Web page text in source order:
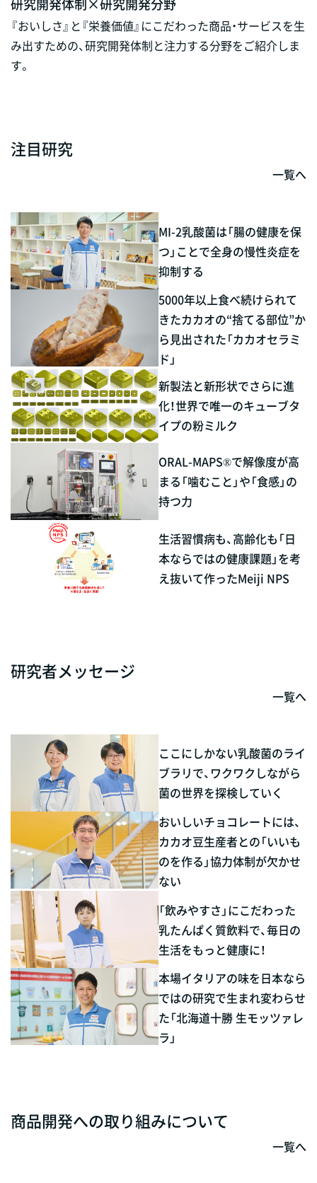
研究開発体制×研究開発分野
『おいしさ』と『栄養価値』にこだわった商品・サービスを生
み出すための、研究開発体制と注力する分野をご紹介しま
す。
注目研究
一覧へ
MI-2乳酸菌は「腸の健康を保
つ」ことで全身の慢性炎症を
抑制する
5000年以上食べ続けられて
きたカカオの“捨てる部位”か
ら見出された「カカオセラミ
ド」
新製法と新形状でさらに進
化！世界で唯一のキューブタ
イプの粉ミルク
ORAL-MAPS®で解像度が高
まる「噛むこと」や「食感」の
持つ力
生活習慣病も、高齢化も「日
本ならではの健康課題」を考
え抜いて作ったMeiji NPS
研究者メッセージ
一覧へ
ここにしかない乳酸菌のライ
ブラリで、ワクワクしながら
菌の世界を探検していく
おいしいチョコレートには、
カカオ豆生産者との「いいも
のを作る」協力体制が欠かせ
ない
「飲みやすさ」にこだわった
乳たんぱく質飲料で、毎日の
生活をもっと健康に！
本場イタリアの味を日本なら
ではの研究で生まれ変わらせ
た「北海道十勝 生モッツァレ
ラ」
商品開発への取り組みについて
一覧へ